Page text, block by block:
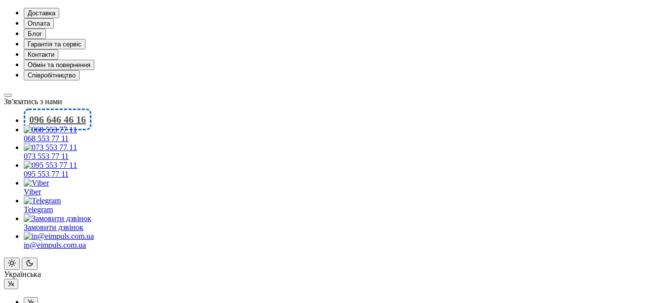
Доставка
Оплата
Блог
Гарантія та сервіс
Контакти
Обмін та повернення
Співробітництво
Зв'язатись з нами
096 646 46 16
068 553 77 11
073 553 77 11
095 553 77 11
Viber
Telegram
Замовити дзвінок
in@eimpuls.com.ua
Українська
Ук